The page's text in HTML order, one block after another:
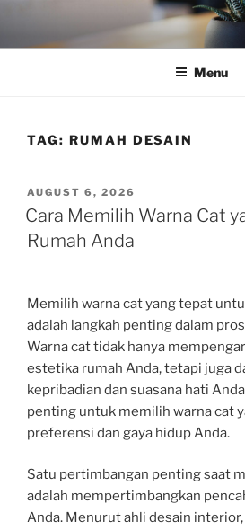
content
Menu
TAG: RUMAH DESAIN
POSTED
ON
AUGUST 6, 2026
Cara Memilih Warna Cat
Rumah Anda
Memilih warna cat yang tepat
adalah langkah penting dalam
Warna cat tidak hanya
estetika rumah Anda, tetapi juga
kepribadian dan suasana hati
penting untuk memilih warna cat
preferensi dan gaya hidup Anda.
Satu pertimbangan penting saat
adalah mempertimbangkan
Anda. Menurut ahli desain